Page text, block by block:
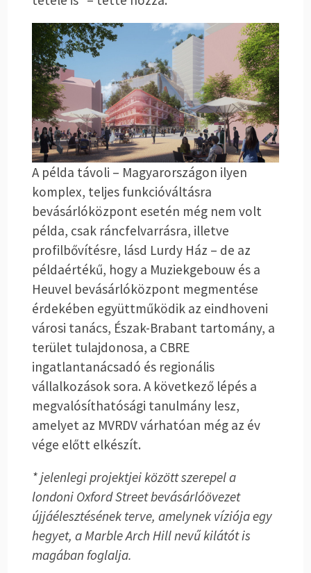
A példa távoli – Magyarországon ilyen
komplex, teljes funkcióváltásra
bevásárlóközpont esetén még nem volt
példa, csak ráncfelvarrásra, illetve
profilbővítésre, lásd Lurdy Ház – de az
példaértékű, hogy a Muziekgebouw és a
Heuvel bevásárlóközpont megmentése
érdekében együttműködik az eindhoveni
városi tanács, Észak-Brabant tartomány, a
terület tulajdonosa, a CBRE
ingatlantanácsadó és regionális
vállalkozások sora. A következő lépés a
megvalósíthatósági tanulmány lesz,
amelyet az MVRDV várhatóan még az év
vége előtt elkészít.
* jelenlegi projektjei között szerepel a
londoni Oxford Street bevásárlóövezet
újjáélesztésének terve, amelynek víziója egy
hegyet, a Marble Arch Hill nevű kilátót is
magában foglalja.